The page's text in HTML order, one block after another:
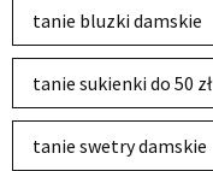
tanie bluzki damskie
tanie sukienki do 50 zł
tanie swetry damskie